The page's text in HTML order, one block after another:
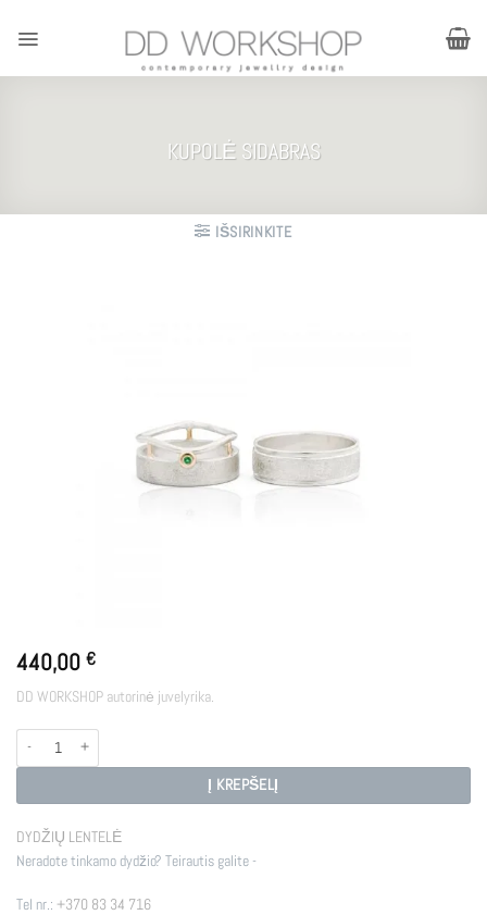
KUPOLĖ SIDABRAS
IŠSIRINKITE
440,00 €
DD WORKSHOP autorinė juvelyrika.
produkto kiekis: KUPOLĖ SIDABRAS
Į KREPŠELĮ
DYDŽIŲ LENTELĖ
Neradote tinkamo dydžio? Teirautis galite -
Tel nr.: +370 83 34 716